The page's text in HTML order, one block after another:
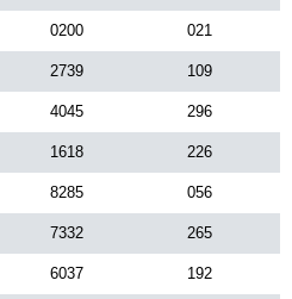
0200 021
2739 109
4045 296
1618 226
8285 056
7332 265
6037 192